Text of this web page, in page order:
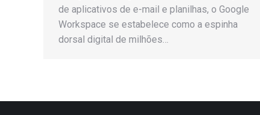
de aplicativos de e-mail e planilhas, o Google
Workspace se estabelece como a espinha
dorsal digital de milhões…